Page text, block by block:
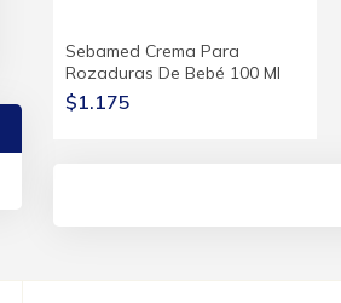
Sebamed Crema Para
Rozaduras De Bebé 100 Ml
$1.175